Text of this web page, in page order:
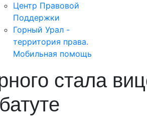
Центр Правовой
Поддержки
Горный Урал -
территория права.
Мобильная помощь
стала